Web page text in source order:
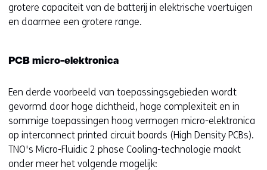
grotere capaciteit van de batterij in elektrische voertuigen
en daarmee een grotere range.
PCB micro-elektronica
Een derde voorbeeld van toepassingsgebieden wordt
gevormd door hoge dichtheid, hoge complexiteit en in
sommige toepassingen hoog vermogen micro-elektronica
op interconnect printed circuit boards (High Density PCBs).
TNO's Micro-Fluidic 2 phase Cooling-technologie maakt
onder meer het volgende mogelijk: